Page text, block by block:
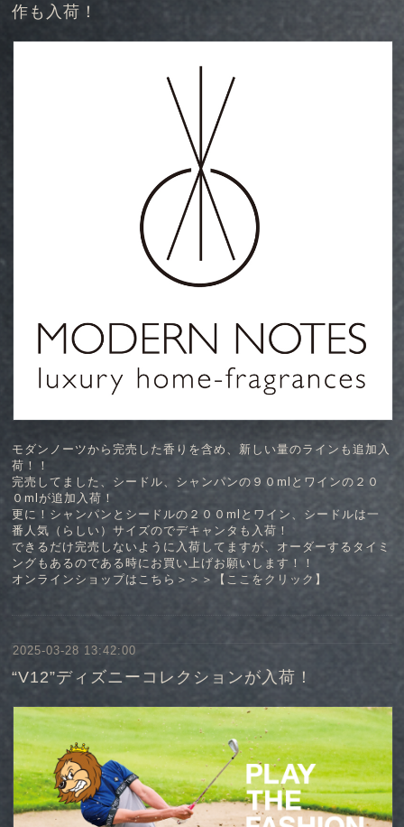
作も入荷！
モダンノーツから完売した香りを含め、新しい量のラインも追加入
荷！！
完売してました、シードル、シャンパンの９０mlとワインの２０
０mlが追加入荷！
更に！シャンパンとシードルの２００mlとワイン、シードルは一
番人気（らしい）サイズのでデキャンタも入荷！
できるだけ完売しないように入荷してますが、オーダーするタイミ
ングもあるのである時にお買い上げお願いします！！
オンラインショップはこちら＞＞＞【 ここをクリック 】
2025-03-28 13:42:00
“V12”ディズニーコレクションが入荷！